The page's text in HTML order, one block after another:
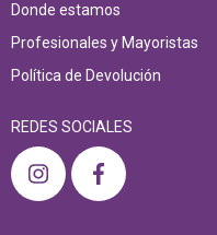
Donde estamos
Profesionales y Mayoristas
Política de Devolución
REDES SOCIALES